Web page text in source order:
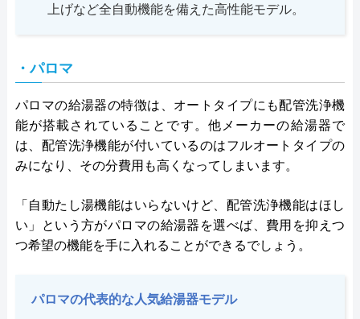
上げなど全自動機能を備えた高性能モデル。
・パロマ
パロマの給湯器の特徴は、オートタイプにも配管洗浄機
能が搭載されていることです。他メーカーの給湯器で
は、配管洗浄機能が付いているのはフルオートタイプの
みになり、その分費用も高くなってしまいます。
「自動たし湯機能はいらないけど、配管洗浄機能はほし
い」という方がパロマの給湯器を選べば、費用を抑えつ
つ希望の機能を手に入れることができるでしょう。
パロマの代表的な人気給湯器モデル